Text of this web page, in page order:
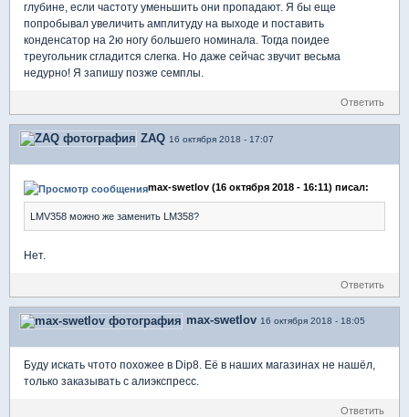
глубине, если частоту уменьшить они пропадают. Я бы еще
попробывал увеличить амплитуду на выходе и поставить
конденсатор на 2ю ногу большего номинала. Тогда поидее
треугольник сгладится слегка. Но даже сейчас звучит весьма
недурно! Я запишу позже семплы.
Ответить
ZAQ 16 октября 2018 - 17:07
max-swetlov (16 октября 2018 - 16:11) писал:
LMV358 можно же заменить LM358?
Нет.
Ответить
max-swetlov 16 октября 2018 - 18:05
Буду искать чтото похожее в Dip8. Её в наших магазинах не нашёл,
только заказывать с алиэкспресс.
Ответить